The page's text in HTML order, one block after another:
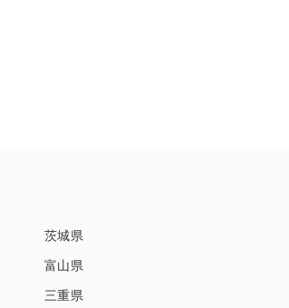
茨城県
富山県
三重県